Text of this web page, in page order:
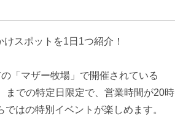
スポットを1日1つ紹介！
「マザー牧場」で開催されている
までの特定日限定で、営業時間が20時
はの特別イベントが楽しめます。